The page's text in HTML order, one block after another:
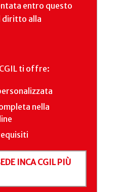
entro questo
diritto alla
ti offre:
nella
INCA CGIL PIÙ